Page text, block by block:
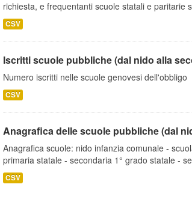
richiesta, e frequentanti scuole statali e paritarie
CSV
Iscritti scuole pubbliche (dal nido alla
Numero iscritti nelle scuole genovesi dell'obbligo
CSV
Anagrafica delle scuole pubbliche (dal
Anagrafica scuole: nido infanzia comunale -
primaria statale - secondaria 1° grado statale -
CSV